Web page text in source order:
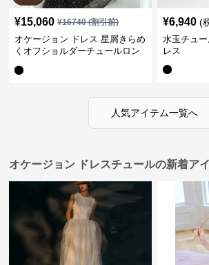
¥15,060 ¥16740(割引前)
オケージョン ドレス 星屑きらめ
くオフショルダーチュールロン
¥6,940 (
水玉チュ
レス
人気アイテム一覧へ
オケージョン ドレスチュールの新着ア